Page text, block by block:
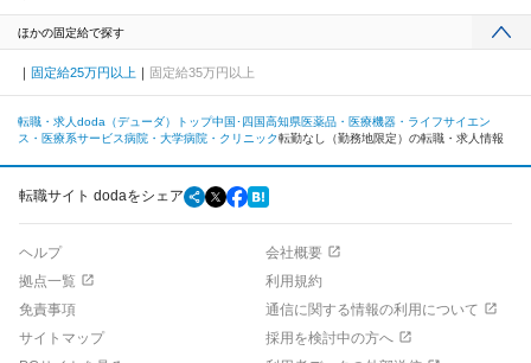
ほかの固定給で探す
固定給25万円以上 固定給35万円以上
転職・求人doda（デューダ）トップ中国･四国高知県医薬品・医療機器・ライフサイエン
ス・医療系サービス病院・大学病院・クリニック転勤なし（勤務地限定）の転職・求人情報
転職サイト dodaをシェア
ヘルプ
会社概要
拠点一覧
利用規約
免責事項
通信に関する情報の利用について
サイトマップ
採用を検討中の方へ